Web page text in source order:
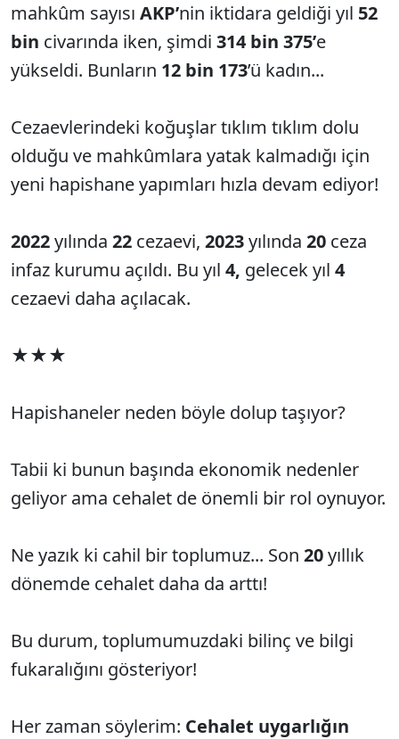
mahkûm sayısı AKP’nin iktidara geldiği yıl 52
bin civarında iken, şimdi 314 bin 375’e
yükseldi. Bunların 12 bin 173’ü kadın...
Cezaevlerindeki koğuşlar tıklım tıklım dolu
olduğu ve mahkûmlara yatak kalmadığı için
yeni hapishane yapımları hızla devam ediyor!
2022yılında 22 cezaevi, 2023yılında 20 ceza
infaz kurumu açıldı. Bu yıl 4, gelecek yıl 4
cezaevi daha açılacak.
★★★
Hapishaneler neden böyle dolup taşıyor?
Tabii ki bunun başında ekonomik nedenler
geliyor ama cehalet de önemli bir rol oynuyor.
Ne yazık ki cahil bir toplumuz... Son 20yıllık
dönemde cehalet daha da arttı!
Bu durum, toplumumuzdaki bilinç ve bilgi
fukaralığını gösteriyor!
Her zaman söylerim: Cehalet uygarlığın